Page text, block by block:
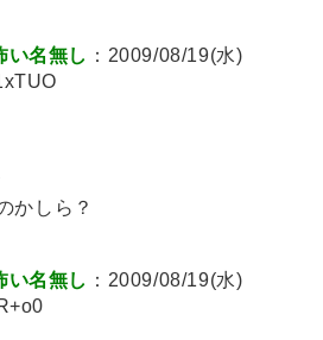
い名無し ：2009/08/19(水)
かしら？
い名無し ：2009/08/19(水)